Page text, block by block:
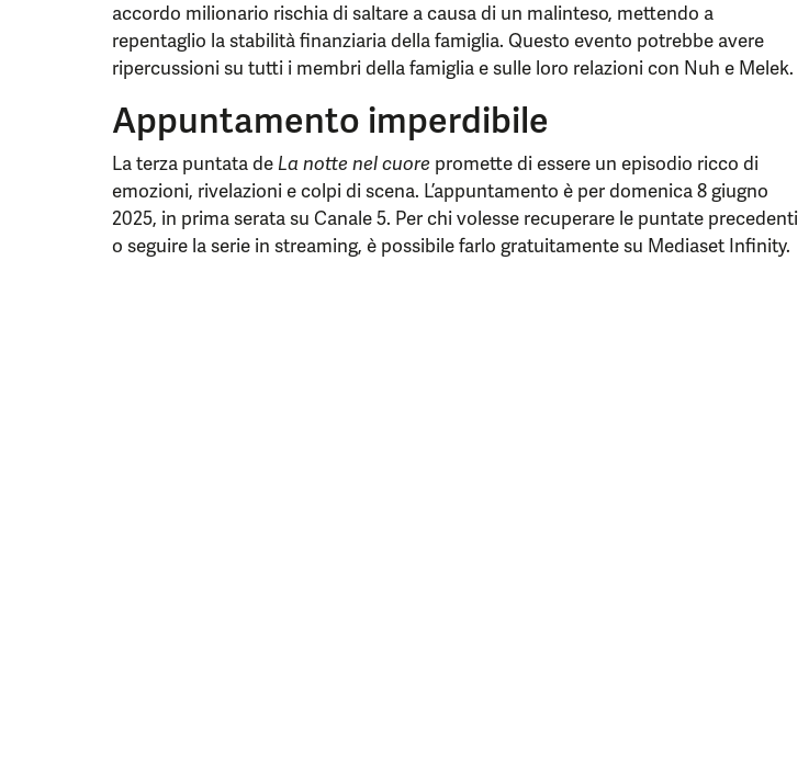
accordo milionario rischia di saltare a causa di un malinteso, mettendo a
repentaglio la stabilità finanziaria della famiglia. Questo evento potrebbe avere
ripercussioni su tutti i membri della famiglia e sulle loro relazioni con Nuh e Melek.
Appuntamento imperdibile
La terza puntata de La notte nel cuore promette di essere un episodio ricco di
emozioni, rivelazioni e colpi di scena. L’appuntamento è per domenica 8 giugno
2025, in prima serata su Canale 5. Per chi volesse recuperare le puntate precedenti
o seguire la serie in streaming, è possibile farlo gratuitamente su Mediaset Infinity.